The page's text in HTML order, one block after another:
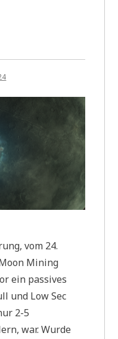
vom 24.
Mining
ein passives
und Low Sec
2-5
war. Wurde